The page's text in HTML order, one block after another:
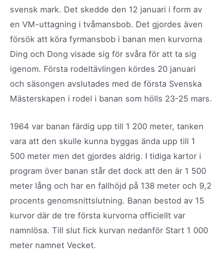
svensk mark. Det skedde den 12 januari i form av
en VM-uttagning i tvåmansbob. Det gjordes även
försök att köra fyrmansbob i banan men kurvorna
Ding och Dong visade sig för svåra för att ta sig
igenom. Första rodeltävlingen kördes 20 januari
och säsongen avslutades med de första Svenska
Mästerskapen i rodel i banan som hölls 23-25 mars.
1964 var banan färdig upp till 1 200 meter, tanken
vara att den skulle kunna byggas ända upp till 1
500 meter men det gjordes aldrig. I tidiga kartor i
program över banan står det dock att den är 1 500
meter lång och har en fallhöjd på 138 meter och 9,2
procents genomsnittslutning. Banan bestod av 15
kurvor där de tre första kurvorna officiellt var
namnlösa. Till slut fick kurvan nedanför Start 1 000
meter namnet Vecket.